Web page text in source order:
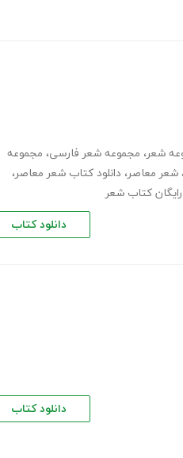
شعر، مجموعه شعر فارسی، مجموعه
شعر معاصر، دانلود کتاب شعر معاصر،
رایگان کتاب شعر
دانلود کتاب
دانلود کتاب